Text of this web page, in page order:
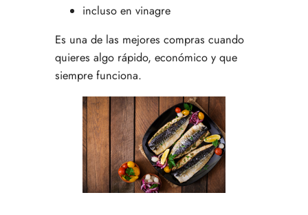
incluso en vinagre
Es una de las mejores compras cuando
quieres algo rápido, económico y que
siempre funciona.